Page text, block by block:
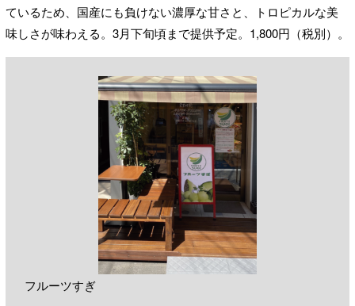
ているため、国産にも負けない濃厚な甘さと、トロピカルな美
味しさが味わえる。3月下旬頃まで提供予定。1,800円（税別）。
フルーツすぎ